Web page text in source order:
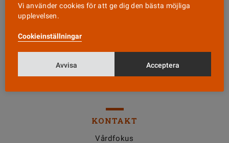
Tipsa oss!
KONTAKT
Vårdfokus
Vi använder cookies för att ge dig den bästa möjliga
upplevelsen.
Cookieinställningar
Avvisa Acceptera